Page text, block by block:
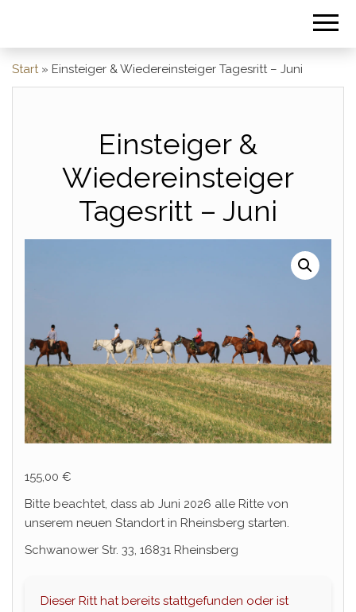
Start» Einsteiger & Wiedereinsteiger Tagesritt – Juni
Einsteiger &
Wiedereinsteiger
Tagesritt – Juni
155,00 €
Bitte beachtet, dass ab Juni 2026 alle Ritte von
unserem neuen Standort in Rheinsberg starten.
Schwanower Str. 33, 16831 Rheinsberg
Dieser Ritt hat bereits stattgefunden oder ist